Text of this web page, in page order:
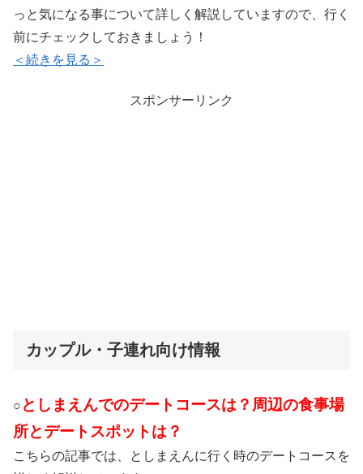
っと気になる事について詳しく解説していますので、行く
前にチェックしておきましょう！
＜続きを見る＞
スポンサーリンク
カップル・子連れ向け情報
○ としまえんでのデートコースは？周辺の食事場
所とデートスポットは？
こちらの記事では、としまえんに行く時のデートコースを